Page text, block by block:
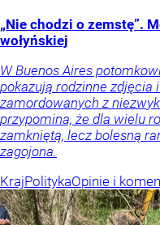
„Nie chodzi o zemstę”.
wołyńskiej
W Buenos Aires
pokazują rodzinne zdjęcia
zamordowanych z
przypomina, że dla wielu
zamkniętą, lecz bolesną
zagojona.
KrajPolitykaOpinie i